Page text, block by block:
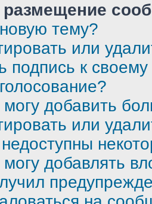
размещение
тему?
или
подпись к
добавить
или
добавлять